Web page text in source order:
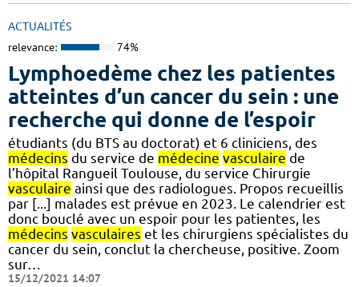
ACTUALITÉS
relevance: 74%
Lymphoedème chez les patientes
atteintes d’un cancer du sein : une
recherche qui donne de l’espoir
étudiants (du BTS au doctorat) et 6 cliniciens, des
médecins du service de médecine vasculaire de
l’hôpital Rangueil Toulouse, du service Chirurgie
vasculaire ainsi que des radiologues. Propos recueillis
par [...] malades est prévue en 2023. Le calendrier est
donc bouclé avec un espoir pour les patientes, les
médecins vasculaires et les chirurgiens spécialistes du
cancer du sein, conclut la chercheuse, positive. Zoom
sur…
15/12/2021 14:07